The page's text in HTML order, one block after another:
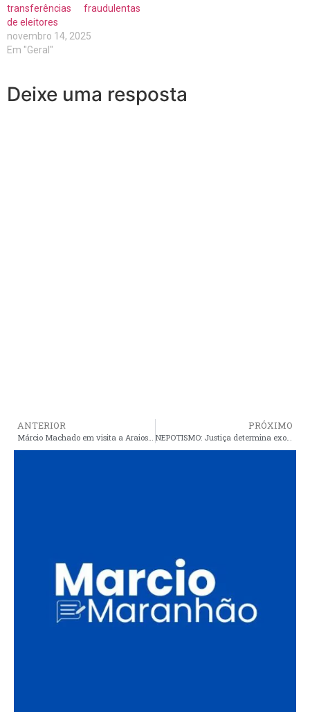
transferências fraudulentas
de eleitores
novembro 14, 2025
Em "Geral"
Deixe uma resposta
ANTERIOR PRÓXIMO
NEPOTISMO: Justiça determina exoneração de 13 servidores de município do MA por nepotismo